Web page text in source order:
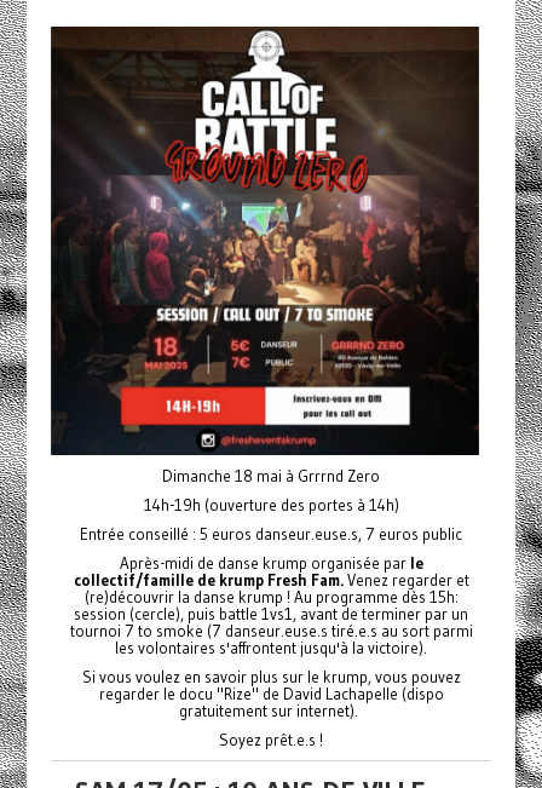
Dimanche 18 mai à Grrrnd Zero
14h-19h (ouverture des portes à 14h)
Entrée conseillé : 5 euros danseur.euse.s, 7 euros public
Après-midi de danse krump organisée par le
collectif/famille de krump Fresh Fam.Venez regarder et
(re)découvrir la danse krump ! Au programme dès 15h:
session (cercle), puis battle 1vs1, avant de terminer par un
tournoi 7 to smoke (7 danseur.euse.s tiré.e.s au sort parmi
les volontaires s'affrontent jusqu'à la victoire).
Si vous voulez en savoir plus sur le krump, vous pouvez
regarder le docu "Rize" de David Lachapelle (dispo
gratuitement sur internet).
Soyez prêt.e.s !